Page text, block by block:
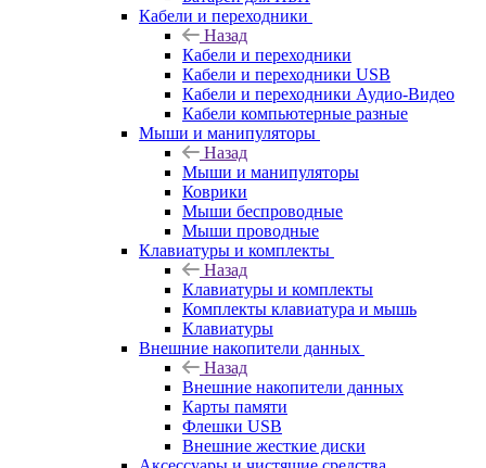
Кабели и переходники
Назад
Кабели и переходники
Кабели и переходники USB
Кабели и переходники Аудио-Видео
Кабели компьютерные разные
Мыши и манипуляторы
Назад
Мыши и манипуляторы
Коврики
Мыши беспроводные
Мыши проводные
Клавиатуры и комплекты
Назад
Клавиатуры и комплекты
Комплекты клавиатура и мышь
Клавиатуры
Внешние накопители данных
Назад
Внешние накопители данных
Карты памяти
Флешки USB
Внешние жесткие диски